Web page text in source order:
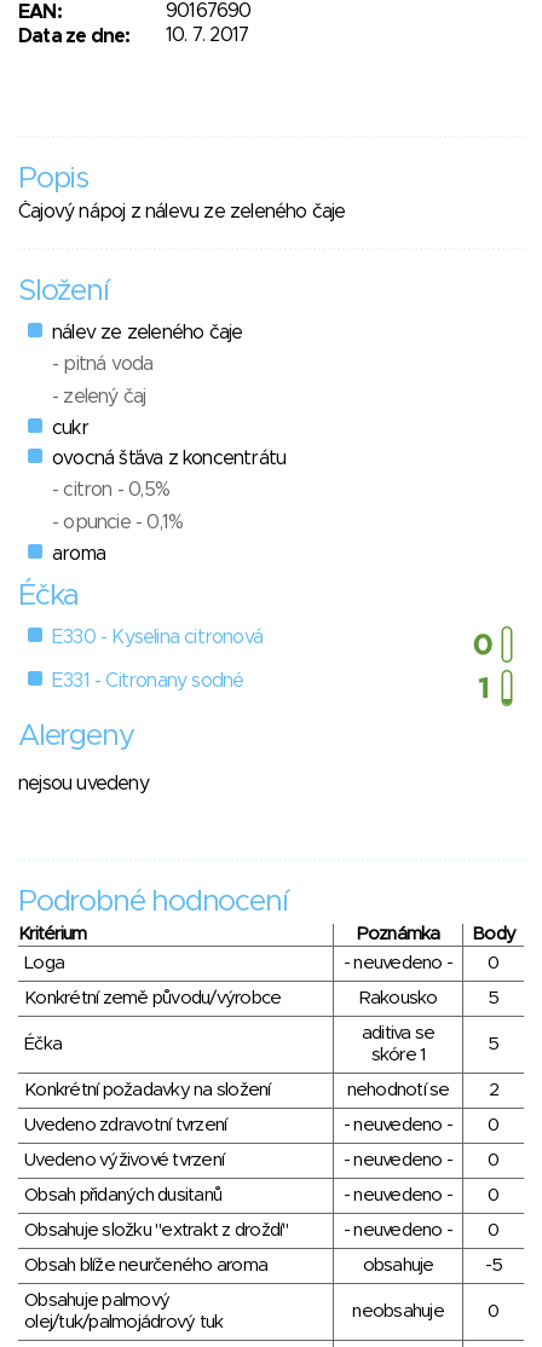
EAN:
90167690
Data ze dne:
10. 7. 2017
Popis
Čajový nápoj z nálevu ze zeleného čaje
Složení
nálev ze zeleného čaje
- pitná voda
- zelený čaj
cukr
ovocná šťáva z koncentrátu
- citron - 0,5%
- opuncie - 0,1%
aroma
Éčka
E330 - Kyselina citronová
E331 - Citronany sodné
Alergeny
nejsou uvedeny
Podrobné hodnocení
Kritérium Poznámka
Body
Loga
- neuvedeno -
0
Konkrétní země původu/výrobce
Rakousko 5
Éčka
aditiva se
skóre 1
5
Konkrétní požadavky na složení nehodnotí se
2
Uvedeno zdravotní tvrzení
- neuvedeno -
0
Uvedeno výživové tvrzení
- neuvedeno -
0
Obsah přidaných dusitanů
- neuvedeno -
0
Obsahuje složku "extrakt z droždí"
- neuvedeno -
0
Obsah blíže neurčeného aroma
obsahuje
-5
Obsahuje palmový
olej/tuk/palmojádrový tuk
neobsahuje 0